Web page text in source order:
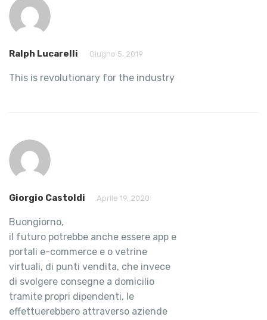
Ralph Lucarelli Giugno 5, 2019
This is revolutionary for the industry
Giorgio Castoldi Aprile 19, 2020
Buongiorno,
il futuro potrebbe anche essere app e
portali e-commerce e o vetrine
virtuali, di punti vendita, che invece
di svolgere consegne a domicilio
tramite propri dipendenti, le
effettuerebbero attraverso aziende